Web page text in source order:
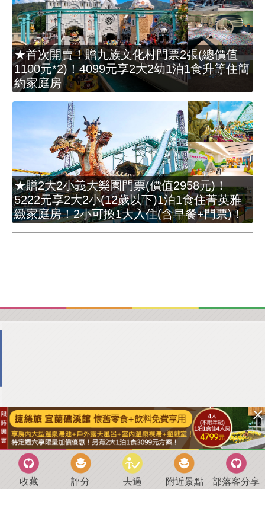
★首次開賣！贈九族文化村門票2張(總價值
1100元*2)！4099元享2大2幼1泊1食升等住簡
約家庭房
★贈2大2小義大樂園門票(價值2958元)！
5222元享2大2小(12歲以下)1泊1食住菁英雅
緻家庭房！2小可換1大入住(含早餐+門票)！
收藏 評分 去過 附近景點 部落客分享